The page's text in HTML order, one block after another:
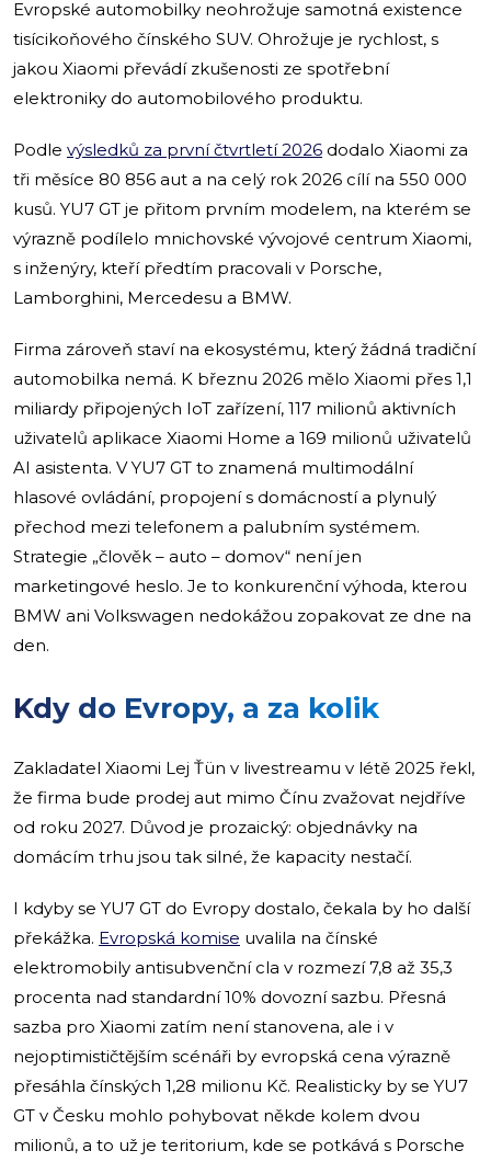
Evropské automobilky neohrožuje samotná existence
tisícikoňového čínského SUV. Ohrožuje je rychlost, s
jakou Xiaomi převádí zkušenosti ze spotřební
elektroniky do automobilového produktu.
Podle výsledků za první čtvrtletí 2026 dodalo Xiaomi za
tři měsíce 80 856 aut a na celý rok 2026 cílí na 550 000
kusů. YU7 GT je přitom prvním modelem, na kterém se
výrazně podílelo mnichovské vývojové centrum Xiaomi,
s inženýry, kteří předtím pracovali v Porsche,
Lamborghini, Mercedesu a BMW.
Firma zároveň staví na ekosystému, který žádná tradiční
automobilka nemá. K březnu 2026 mělo Xiaomi přes 1,1
miliardy připojených IoT zařízení, 117 milionů aktivních
uživatelů aplikace Xiaomi Home a 169 milionů uživatelů
AI asistenta. V YU7 GT to znamená multimodální
hlasové ovládání, propojení s domácností a plynulý
přechod mezi telefonem a palubním systémem.
Strategie „člověk – auto – domov“ není jen
marketingové heslo. Je to konkurenční výhoda, kterou
BMW ani Volkswagen nedokážou zopakovat ze dne na
den.
Kdy do Evropy, a za kolik
Zakladatel Xiaomi Lej Ťün v livestreamu v létě 2025 řekl,
že firma bude prodej aut mimo Čínu zvažovat nejdříve
od roku 2027. Důvod je prozaický: objednávky na
domácím trhu jsou tak silné, že kapacity nestačí.
I kdyby se YU7 GT do Evropy dostalo, čekala by ho další
překážka. Evropská komise uvalila na čínské
elektromobily antisubvenční cla v rozmezí 7,8 až 35,3
procenta nad standardní 10% dovozní sazbu. Přesná
sazba pro Xiaomi zatím není stanovena, ale i v
nejoptimističtějším scénáři by evropská cena výrazně
přesáhla čínských 1,28 milionu Kč. Realisticky by se YU7
GT v Česku mohlo pohybovat někde kolem dvou
milionů, a to už je teritorium, kde se potkává s Porsche